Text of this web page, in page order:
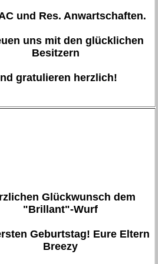
und Res. Anwartschaften.
uns mit den glücklichen
Besitzern
gratulieren herzlich!
Glückwunsch dem
"Brillant"-Wurf
Geburtstag! Eure Eltern
Breezy